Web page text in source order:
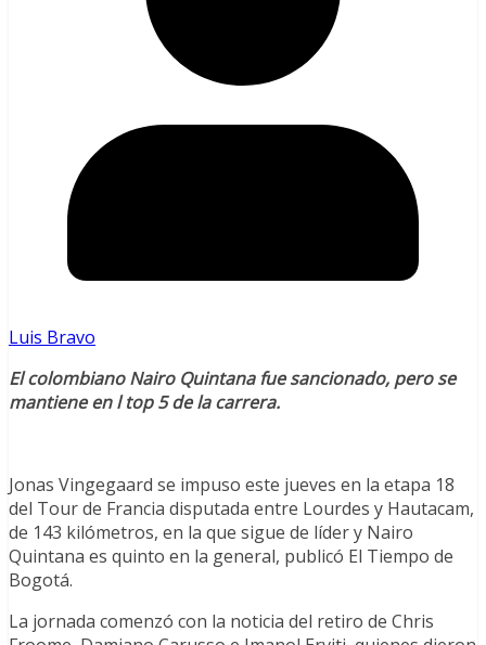
Luis Bravo
El colombiano Nairo Quintana fue sancionado, pero se
mantiene en l top 5 de la carrera.
Jonas Vingegaard se impuso este jueves en la etapa 18
del Tour de Francia disputada entre Lourdes y Hautacam,
de 143 kilómetros, en la que sigue de líder y Nairo
Quintana es quinto en la general, publicó El Tiempo de
Bogotá.
La jornada comenzó con la noticia del retiro de Chris